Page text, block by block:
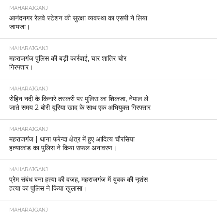
MAHARAJGANJ
आनंदनगर रेलवे स्टेशन की सुरक्षा व्यवस्था का एसपी ने लिया
जायजा।
MAHARAJGANJ
महराजगंज पुलिस की बड़ी कार्रवाई, चार शातिर चोर
गिरफ्तार।
MAHARAJGANJ
रोहिन नदी के किनारे तस्करी पर पुलिस का शिकंजा, नेपाल ले
जाते समय 2 बोरी यूरिया खाद के साथ एक अभियुक्त गिरफ्तार
MAHARAJGANJ
महराजगंज | थाना फरेन्दा क्षेत्र में हुए आदित्य चौरसिया
हत्याकांड का पुलिस ने किया सफल अनावरण।
MAHARAJGANJ
प्रेम संबंध बना हत्या की वजह, महराजगंज में युवक की नृशंस
हत्या का पुलिस ने किया खुलासा।
MAHARAJGANJ